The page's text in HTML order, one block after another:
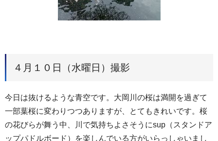
４月１０日（水曜日）撮影
今日は抜けるような青空です。大岡川の桜は満開を過ぎて
一部葉桜に変わりつつありますが、とてもきれいです。桜
の花びらが舞う中、川で気持ちよさそうにsup（スタンドア
ップパドルボード）を楽しんでいる方がいらっしゃいまし